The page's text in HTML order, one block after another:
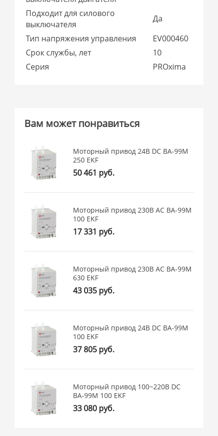
Подходит для силового
выключателя
Да
Тип напряжения управления
EV000460
Срок службы, лет
10
Серия
PROxima
Вам может понравиться
Моторный привод 24В DC ВА-99M
250 EKF
50 461 руб.
Моторный привод 230B АС ВА-99M
100 EKF
17 331 руб.
Моторный привод 230B АС ВА-99M
630 EKF
43 035 руб.
Моторный привод 24В DC ВА-99M
100 EKF
37 805 руб.
Моторный привод 100~220В DC
ВА-99M 100 EKF
33 080 руб.